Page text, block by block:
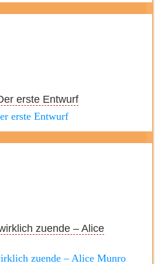
erste Entwurf
erste Entwurf
zuende – Alice
zuende – Alice Munro